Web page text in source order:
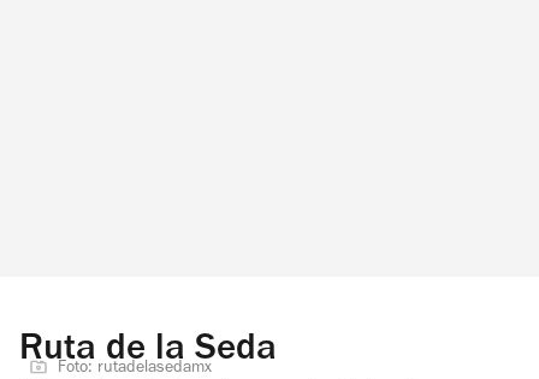
Ruta de la Seda
Foto: rutadelasedamx